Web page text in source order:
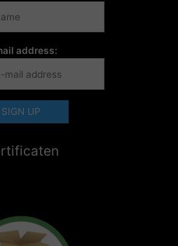
address: